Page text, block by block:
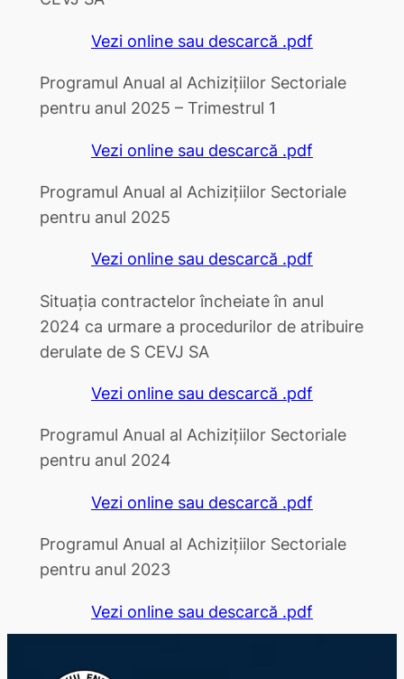
Vezi online sau descarcă .pdf
Programul Anual al Achizițiilor Sectoriale
pentru anul 2025 – Trimestrul 1
Vezi online sau descarcă .pdf
Programul Anual al Achizițiilor Sectoriale
pentru anul 2025
Vezi online sau descarcă .pdf
Situația contractelor încheiate în anul
2024 ca urmare a procedurilor de atribuire
derulate de S CEVJ SA
Vezi online sau descarcă .pdf
Programul Anual al Achizițiilor Sectoriale
pentru anul 2024
Vezi online sau descarcă .pdf
Programul Anual al Achizițiilor Sectoriale
pentru anul 2023
Vezi online sau descarcă .pdf